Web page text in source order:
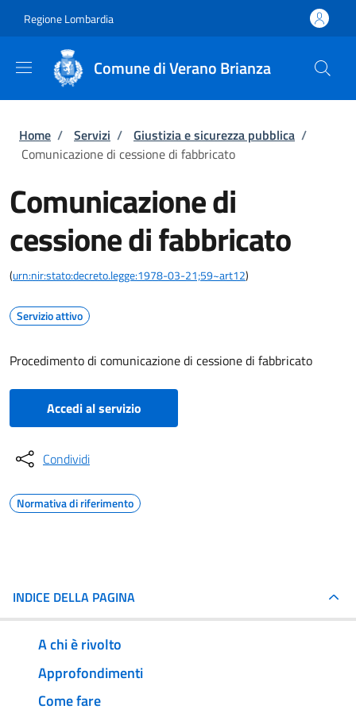
Regione Lombardia
Comune di Verano Brianza
Briciole di pane
Home / Servizi / Giustizia e sicurezza pubblica /
Comunicazione di cessione di fabbricato
Comunicazione di
cessione di fabbricato
(urn:nir:stato:decreto.legge:1978-03-21;59~art12)
Servizio attivo
Procedimento di comunicazione di cessione di fabbricato
Accedi al servizio
Condividi
Normativa di riferimento
INDICE DELLA PAGINA
A chi è rivolto
Approfondimenti
Come fare